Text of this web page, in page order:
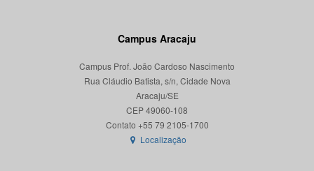
Campus Aracaju
Campus Prof. João Cardoso Nascimento
Rua Cláudio Batista, s/n, Cidade Nova
Aracaju/SE
CEP 49060-108
Localização